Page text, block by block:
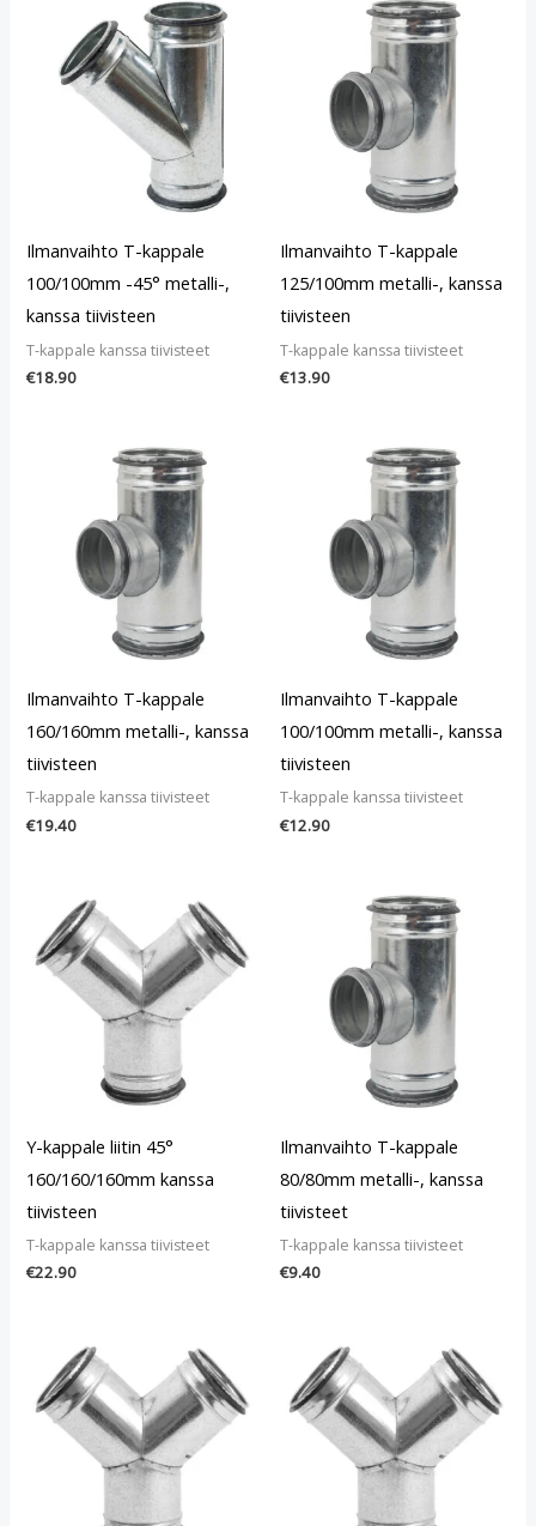
Ilmanvaihto T-kappale
100/100mm -45° metalli-,
kanssa tiivisteen
T-kappale kanssa tiivisteet
€18.90
Ilmanvaihto T-kappale
125/100mm metalli-, kanssa
tiivisteen
T-kappale kanssa tiivisteet
€13.90
Ilmanvaihto T-kappale
160/160mm metalli-, kanssa
tiivisteen
T-kappale kanssa tiivisteet
€19.40
Ilmanvaihto T-kappale
100/100mm metalli-, kanssa
tiivisteen
T-kappale kanssa tiivisteet
€12.90
Y-kappale liitin 45°
160/160/160mm kanssa
tiivisteen
T-kappale kanssa tiivisteet
€22.90
Ilmanvaihto T-kappale
80/80mm metalli-, kanssa
tiivisteet
T-kappale kanssa tiivisteet
€9.40